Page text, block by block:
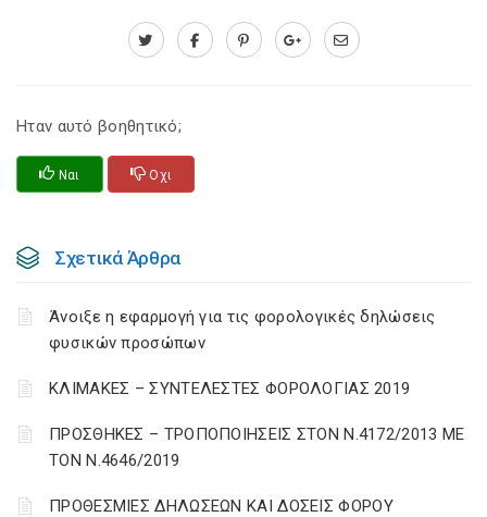
Ηταν αυτό βοηθητικό;
Ναι Οχι
Σχετικά Άρθρα
Άνοιξε η εφαρμογή για τις φορολογικές δηλώσεις
φυσικών προσώπων
ΚΛΙΜΑΚΕΣ – ΣΥΝΤΕΛΕΣΤΕΣ ΦΟΡΟΛΟΓΙΑΣ 2019
ΠΡΟΣΘΗΚΕΣ – ΤΡΟΠΟΠΟΙΗΣΕΙΣ ΣΤΟΝ Ν.4172/2013 ΜΕ
ΤΟΝ Ν.4646/2019
ΠΡΟΘΕΣΜΙΕΣ ΔΗΛΩΣΕΩΝ ΚΑΙ ΔΟΣΕΙΣ ΦΟΡΟΥ